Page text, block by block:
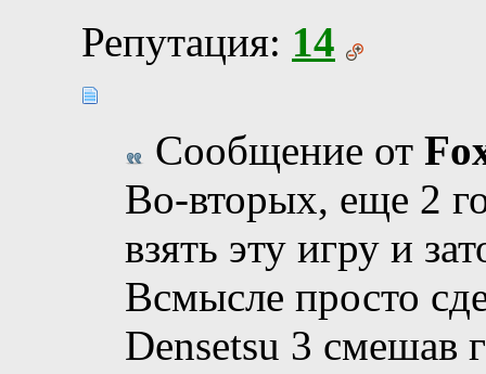
Репутация: 14
Сообщение от
Во-вторых, еще 2
взять эту игру и
Всмысле просто
Densetsu 3 смешав